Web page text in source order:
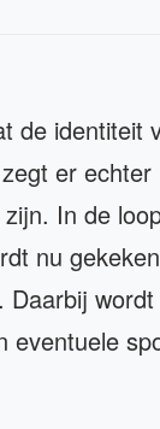
de identiteit
er
In de
nu
eventuele